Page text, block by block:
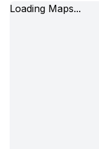
Loading Maps...